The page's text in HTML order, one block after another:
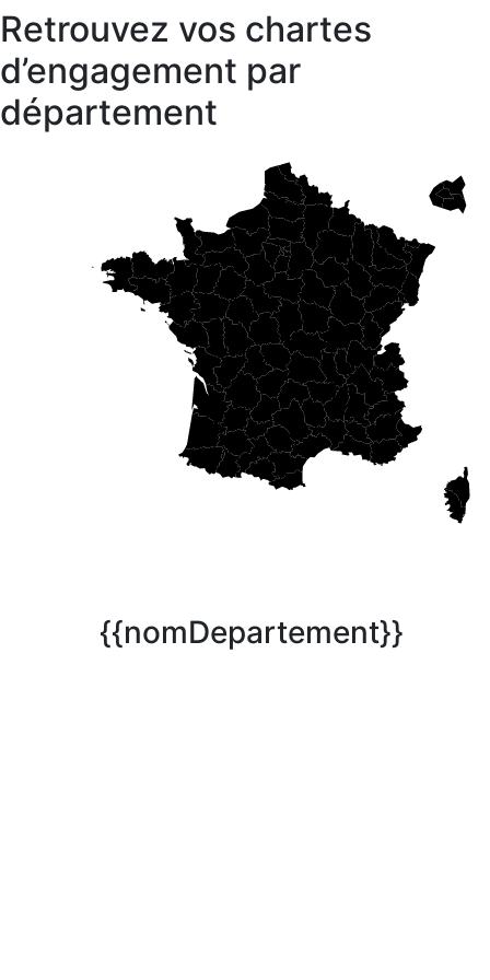
Retrouvez vos chartes
d’engagement par
département
{{nomDepartement}}